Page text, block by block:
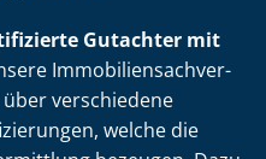
Gutachter mit
Im­mo­bi­li­en­sach­ver­
verschiedene
welche die